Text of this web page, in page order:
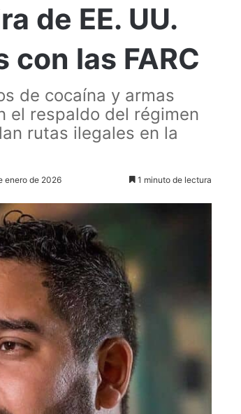
de EE. UU.
las FARC
de cocaína y armas
el respaldo del régimen
rutas ilegales en la
enero de 2026 1 minuto de lectura